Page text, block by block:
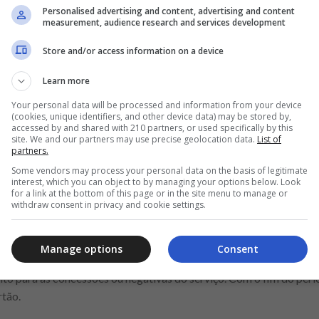
também não terá números inscritos. Dessa forma, será
ganhe maior aceitação dos jovens. De acordo com o
os detalhes do cartão.
Anuncio
precisam baixar o aplicativo Credicard Beta, disponível em
o formulário com a proposta
até o dia 30 de junho.
para as concessões ou negativas do serviço. Com o fim do
Personalised advertising and content, advertising and content
measurement, audience research and services development
Store and/or access information on a device
Learn more
Your personal data will be processed and information from your device
(cookies, unique identifiers, and other device data) may be stored by,
accessed by and shared with 210 partners, or used specifically by this
site. We and our partners may use precise geolocation data. List of
partners.
Some vendors may process your personal data on the basis of legitimate
interest, which you can object to by managing your options below. Look
for a link at the bottom of this page or in the site menu to manage or
withdraw consent in privacy and cookie settings.
Consent
Manage options